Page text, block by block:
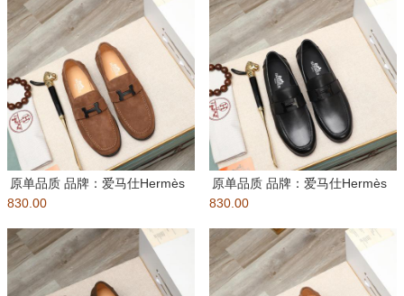
原单品质 品牌：爱马仕Hermès
标准码：男码:....
830.00
原单品质 品牌：爱马仕Hermès
标准码：男码:....
830.00